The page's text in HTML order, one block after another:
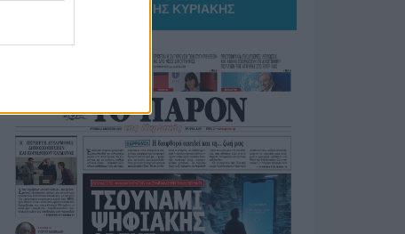
ΤΟ ΠΑΡΟΝ ΤΗΣ ΚΥΡΙΑΚΗΣ